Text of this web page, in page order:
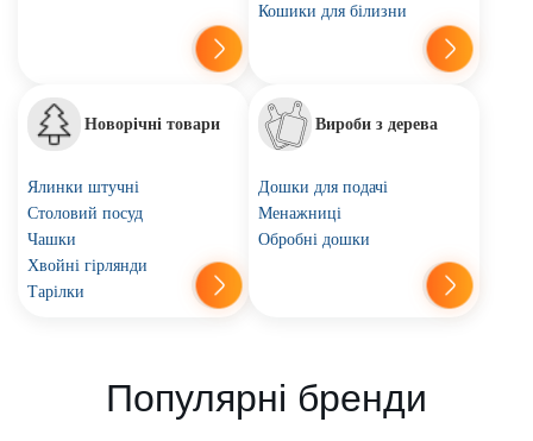
Кошики для білизни
Новорічні товари
Ялинки штучні
Столовий посуд
Чашки
Хвойні гірлянди
Тарілки
Вироби з дерева
Дошки для подачі
Менажниці
Обробні дошки
Популярні бренди